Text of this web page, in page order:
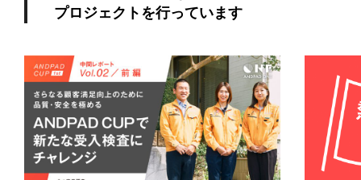
プロジェクトを行っています